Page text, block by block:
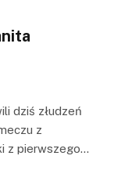
dziś złudzeń
z
z pierwszego…